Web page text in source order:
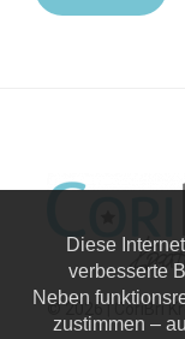
© 2026 | CoriBri
Diese
verbesserte
Neben
zustimmen –